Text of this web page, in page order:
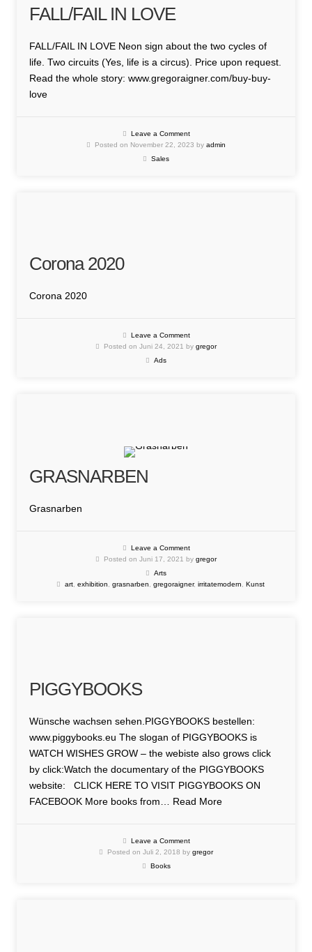
FALL/FAIL IN LOVE
FALL/FAIL IN LOVE Neon sign about the two cycles of
life. Two circuits (Yes, life is a circus). Price upon request.
Read the whole story: www.gregoraigner.com/buy-buy-
love
Leave a Comment
Posted on November 22, 2023 by admin
Sales
Corona 2020
Corona 2020
Leave a Comment
Posted on Juni 24, 2021 by gregor
Ads
GRASNARBEN
Grasnarben
Leave a Comment
Posted on Juni 17, 2021 by gregor
Arts
art, exhibition grasnarben gregoraigner, irritatemodern Kunst
PIGGYBOOKS
Wünsche wachsen sehen.PIGGYBOOKS bestellen:
www.piggybooks.eu The slogan of PIGGYBOOKS is
WATCH WISHES GROW – the webiste also grows click
by click:Watch the documentary of the PIGGYBOOKS
website: CLICK HERE TO VISIT PIGGYBOOKS ON
FACEBOOK More books from… Read More
Leave a Comment
Posted on Juli 2, 2018 by gregor
Books